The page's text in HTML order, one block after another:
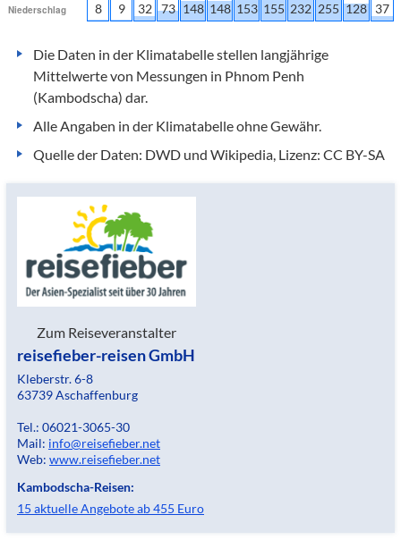
Niederschlag 8 9 32 73 148 148 153 155 232 255 128 37
Die Daten in der Klimatabelle stellen langjährige
Mittelwerte von Messungen in Phnom Penh
(Kambodscha) dar.
Alle Angaben in der Klimatabelle ohne Gewähr.
Quelle der Daten: DWD und Wikipedia, Lizenz: CC BY-SA
Zum Reiseveranstalter
reisefieber-reisen GmbH
Kleberstr. 6-8
63739 Aschaffenburg
Tel.: 06021-3065-30
Mail: info@reisefieber.net
Web: www.reisefieber.net
Kambodscha-Reisen:
15 aktuelle Angebote ab 455 Euro